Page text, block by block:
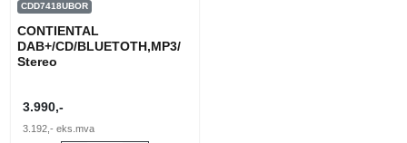
CDD7418UBOR
CONTIENTAL
DAB+/CD/BLUETOTH,MP3/
Stereo
3.990,-
3.192,- eks.mva